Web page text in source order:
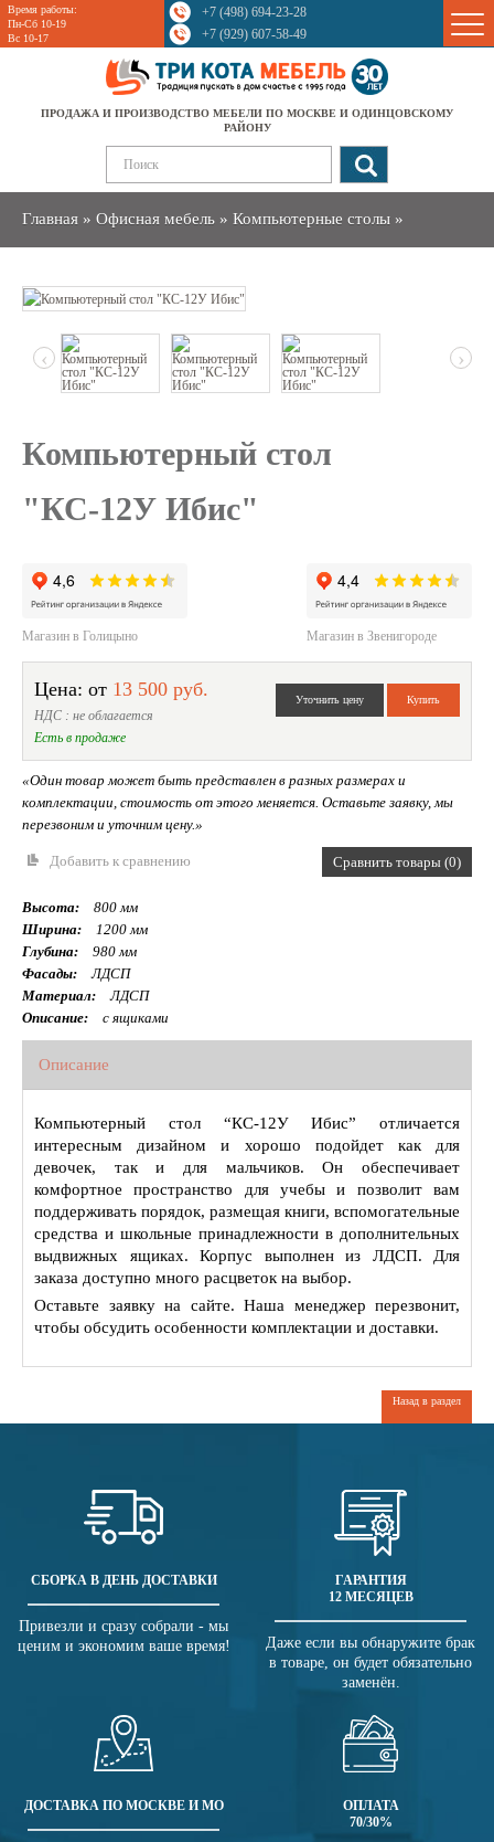
Время работы:
Пн-Сб 10-19
Вс 10-17
+7 (498) 694-23-28
+7 (929) 607-58-49
ПРОДАЖА И ПРОИЗВОДСТВО МЕБЕЛИ ПО МОСКВЕ И ОДИНЦОВСКОМУ
РАЙОНУ
Главная » Офисная мебель » Компьютерные столы »
Sale
‹ ›
Компьютерный стол
"КС-12У Ибис"
Магазин в Голицыно Магазин в Звенигороде
Цена: от 13 500 руб.
НДС : не облагается
Есть в продаже
«Один товар может быть представлен в разных размерах и
комплектации, стоимость от этого меняется. Оставьте заявку, мы
перезвоним и уточним цену.»
Добавить к сравнению Сравнить товары (0)
Высота:
800 мм
Ширина:
1200 мм
Глубина:
980 мм
Фасады:
ЛДСП
Материал:
ЛДСП
Описание:
с ящиками
Описание
Компьютерный стол “КС-12У Ибис” отличается
интересным дизайном и хорошо подойдет как для
девочек, так и для мальчиков. Он обеспечивает
комфортное пространство для учебы и позволит вам
поддерживать порядок, размещая книги, вспомогательные
средства и школьные принадлежности в дополнительных
выдвижных ящиках. Корпус выполнен из ЛДСП. Для
заказа доступно много расцветок на выбор.
Оставьте заявку на сайте. Наша менеджер перезвонит,
чтобы обсудить особенности комплектации и доставки.
Назад в раздел
СБОРКА В ДЕНЬ ДОСТАВКИ
Привезли и сразу собрали - мы
ценим и экономим ваше время!
ГАРАНТИЯ
12 МЕСЯЦЕВ
Даже если вы обнаружите брак
в товаре, он будет обязательно
заменён.
ДОСТАВКА ПО МОСКВЕ И МО
ОПЛАТА
70/30%